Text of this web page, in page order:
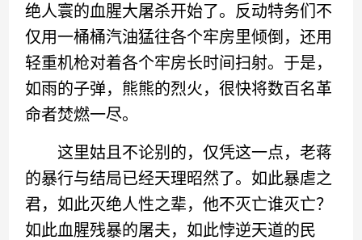
绝人寰的血腥大屠杀开始了。反动特务们不
仅用一桶桶汽油猛往各个牢房里倾倒，还用
轻重机枪对着各个牢房长时间扫射。于是，
如雨的子弹，熊熊的烈火，很快将数百名革
命者焚燃一尽。
这里姑且不论别的，仅凭这一点，老蒋
的暴行与结局已经天理昭然了。如此暴虐之
君，如此灭绝人性之辈，他不灭亡谁灭亡？
如此血腥残暴的屠夫，如此悖逆天道的民